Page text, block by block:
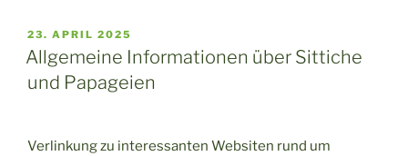
VERÖFFENTLICHT
AM
23. APRIL 2025
Allgemeine Informationen über Sittiche
und Papageien
Verlinkung zu interessanten Websiten rund um